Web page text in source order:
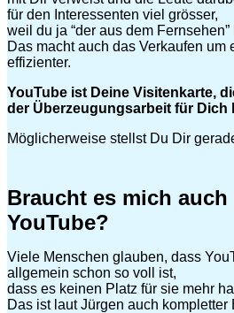
für den Interessenten viel grösser,
weil du ja “der aus dem Fernsehen”
Das macht auch das Verkaufen um
effizienter.
YouTube ist Deine Visitenkarte,
der Überzeugungsarbeit für Dich
Möglicherweise stellst Du Dir
Braucht es mich
YouTube?
Viele Menschen glauben, dass
allgemein schon so voll ist,
dass es keinen Platz für sie mehr
Das ist laut Jürgen auch kompletter